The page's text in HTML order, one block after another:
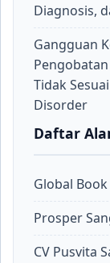
Diagnosis,
Gangguan
Tidak
Disorder
Daftar
Global Book
Prosper
CV Pusvita